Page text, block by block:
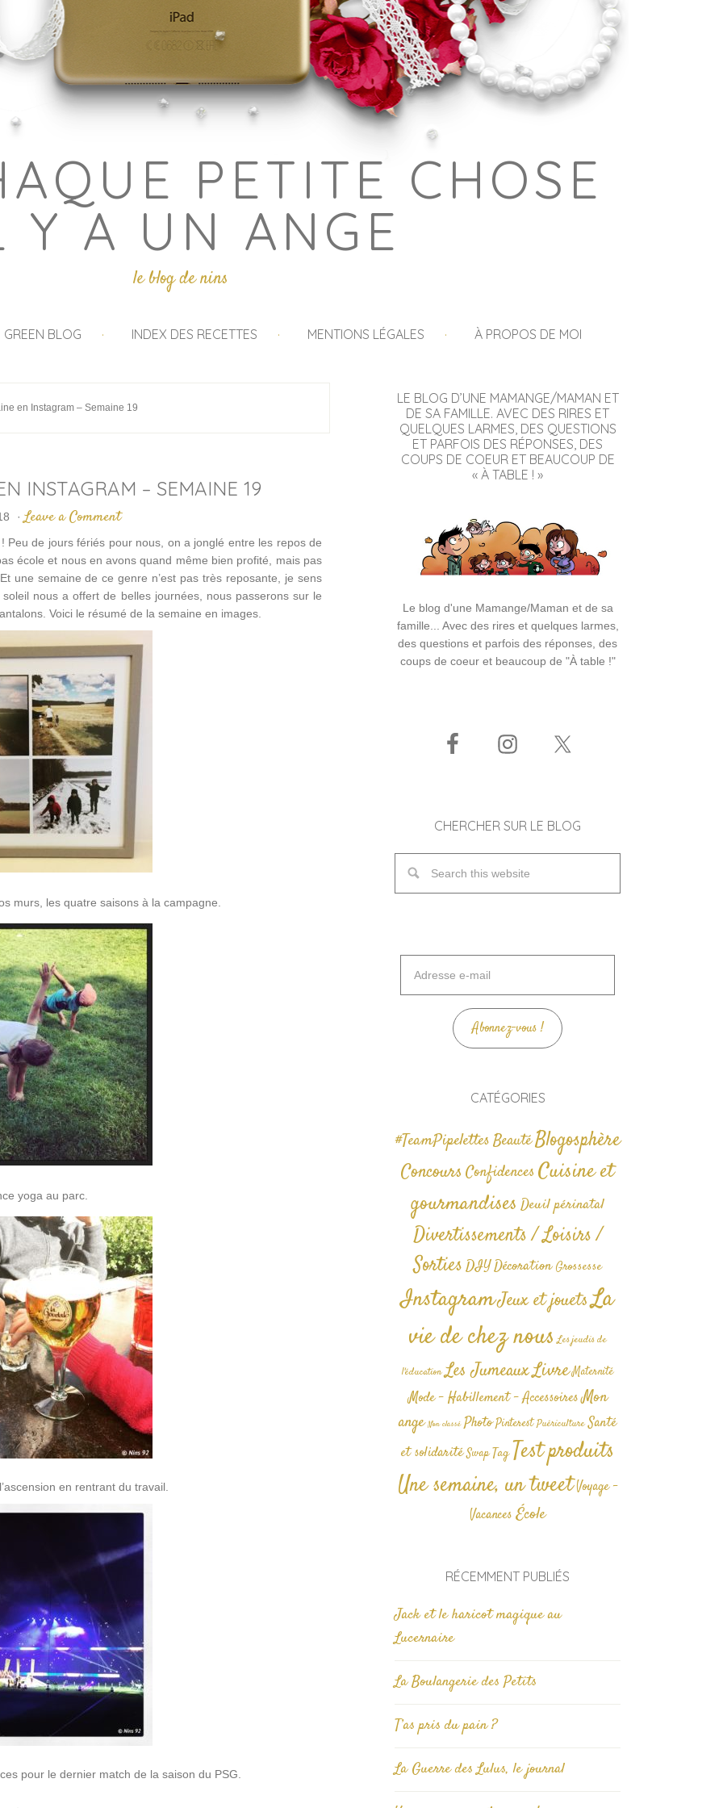
PETITE CHOSE
Y A UN ANGE
le blog de nins
GREEN BLOG INDEX DES RECETTES MENTIONS LÉGALES À PROPOS DE MOI
en Instagram – Semaine 19
INSTAGRAM – SEMAINE 19
· Leave a Comment
Peu de jours fériés pour nous, on a jonglé entre les repos de
école et nous en avons quand même bien profité, mais pas
une semaine de ce genre n’est pas très reposante, je sens
nous a offert de belles journées, nous passerons sur le
Voici le résumé de la semaine en images.
murs, les quatre saisons à la campagne.
yoga au parc.
en rentrant du travail.
pour le dernier match de la saison du PSG.
LE BLOG D’UNE MAMANGE/MAMAN ET
DE SA FAMILLE. AVEC DES RIRES ET
QUELQUES LARMES, DES QUESTIONS
ET PARFOIS DES RÉPONSES, DES
COUPS DE COEUR ET BEAUCOUP DE
« À TABLE ! »
Le blog d'une Mamange/Maman et de sa
famille... Avec des rires et quelques larmes,
des questions et parfois des réponses, des
coups de coeur et beaucoup de "À table !"
CHERCHER SUR LE BLOG
mail
Abonnez-vous !
CATÉGORIES
#TeamPipelettesBeautéBlogosphère
ConcoursConfidences Cuisine et
gourmandises Deuil périnatal
Divertissements / Loisirs /
SortiesDIYDécoration Grossesse
InstagramJeux et jouetsLa
vie de chez nous Les jeudis de
l'éducation Les JumeauxLivre Maternité
Mode - Habillement - AccessoiresMon
ange Non classé Photo Pinterest Puériculture Santé
et solidarité Swap TagTest produits
Une semaine, un tweetVoyage -
Vacances École
RÉCEMMENT PUBLIÉS
Jack et le haricot magique au
Lucernaire
La Boulangerie des Petits
T’as pris du pain ?
La Guerre des Lulus, le journal